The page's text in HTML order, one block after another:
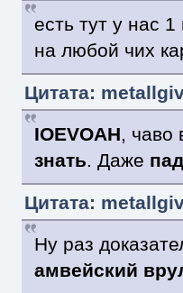
есть тут у нас
на любой чих
Цитата:
IOEVOAH, чаво
знать. Даже
Цитата:
Ну раз
амвейский